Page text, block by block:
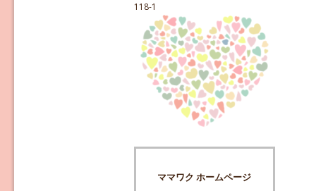
118-1
ママワク ホームページ